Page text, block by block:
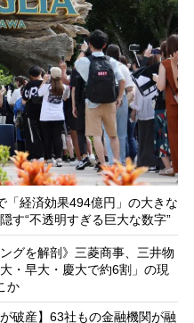
「経済効果494億円」の大きな
す“不透明すぎる巨大な数字”
グを解剖》三菱商事、三井物
・早大・慶大で約6割」の現
か
破産】63社もの金融機関が融